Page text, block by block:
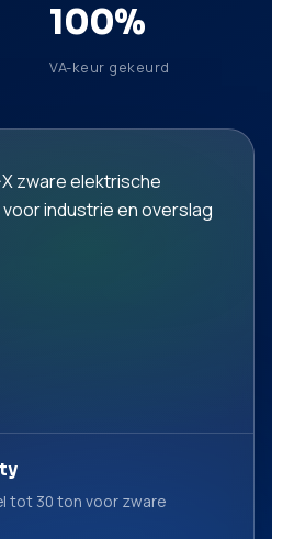
100%
VA-keur gekeurd
tot 30 ton voor zware